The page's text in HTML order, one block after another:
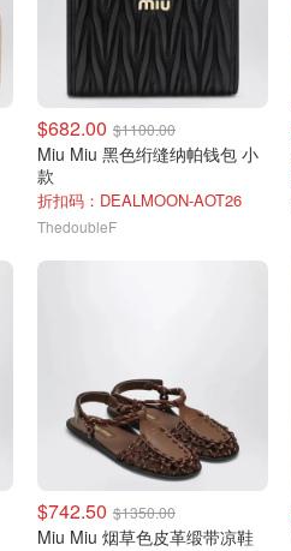
$682.00 $1100.00
Miu Miu 黑色绗缝纳帕钱包 小
款
折扣码：DEALMOON-AOT26
ThedoubleF
$742.50 $1350.00
Miu Miu 烟草色皮革缎带凉鞋